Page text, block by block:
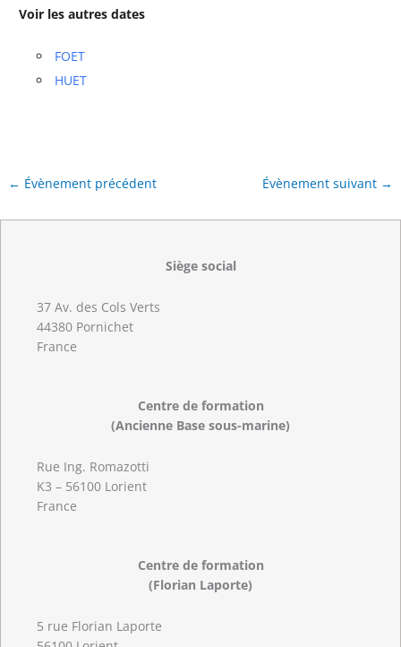
Voir les autres dates
FOET
HUET
← Évènement précédent Évènement suivant →
Siège social
37 Av. des Cols Verts
44380 Pornichet
France
Centre de formation
(Ancienne Base sous-marine)
Rue Ing. Romazotti
K3 – 56100 Lorient
France
Centre de formation
(Florian Laporte)
5 rue Florian Laporte